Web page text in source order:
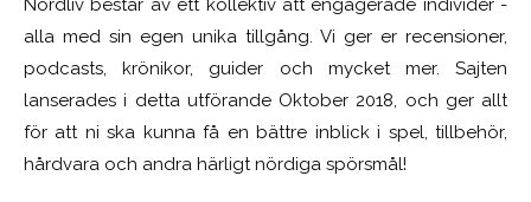
Nördliv består av ett kollektiv att engagerade individer -
alla med sin egen unika tillgång. Vi ger er recensioner,
podcasts, krönikor, guider och mycket mer. Sajten
lanserades i detta utförande Oktober 2018, och ger allt
för att ni ska kunna få en bättre inblick i spel, tillbehör,
hårdvara och andra härligt nördiga spörsmål!